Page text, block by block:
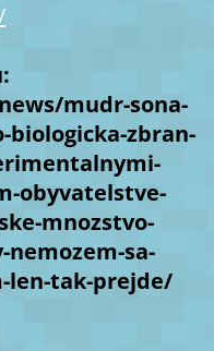
mudr-sona-
biologicka-zbran-
obyvatelstve-
mnozstvo-
nemozem-sa-
len-tak-prejde/